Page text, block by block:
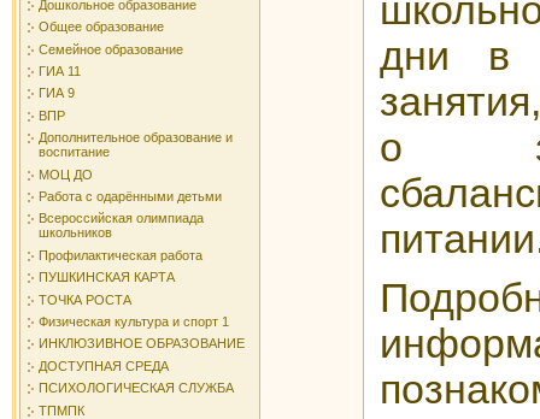
Дошкольное образование
Общее образование
Семейное образование
ГИА 11
ГИА 9
ВПР
Дополнительное образование и
воспитание
МОЦ ДО
Работа с одарёнными детьми
Всероссийская олимпиада
школьников
Профилактическая работа
ПУШКИНСКАЯ КАРТА
ТОЧКА РОСТА
Физическая культура и спорт 1
ИНКЛЮЗИВНОЕ ОБРАЗОВАНИЕ
ДОСТУПНАЯ СРЕДА
ПСИХОЛОГИЧЕСКАЯ СЛУЖБА
ТПМПК
дни в
о